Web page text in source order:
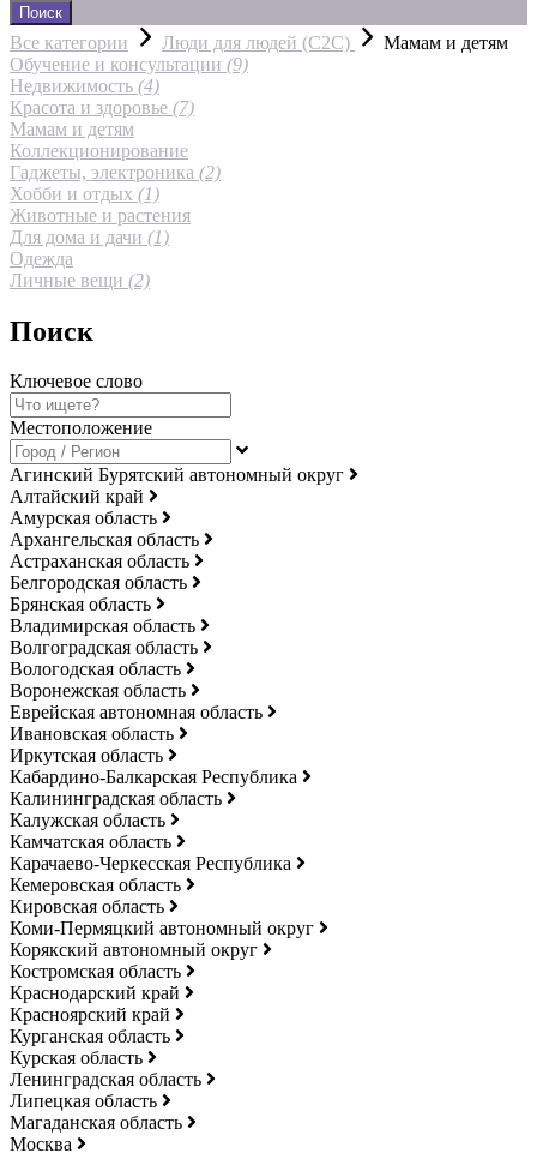
Поиск
Все категории Люди для людей (С2С)
Мамам и детям
Обучение и консультации (9)
Недвижимость (4)
Красота и здоровье (7)
Мамам и детям
Коллекционирование
Гаджеты, электроника (2)
Хобби и отдых (1)
Животные и растения
Для дома и дачи (1)
Одежда
Личные вещи (2)
Поиск
Ключевое слово
Местоположение
Агинский Бурятский автономный округ
Алтайский край
Амурская область
Архангельская область
Астраханская область
Белгородская область
Брянская область
Владимирская область
Волгоградская область
Вологодская область
Воронежская область
Еврейская автономная область
Ивановская область
Иркутская область
Кабардино-Балкарская Республика
Калининградская область
Калужская область
Камчатская область
Карачаево-Черкесская Республика
Кемеровская область
Кировская область
Коми-Пермяцкий автономный округ
Корякский автономный округ
Костромская область
Краснодарский край
Красноярский край
Курганская область
Курская область
Ленинградская область
Липецкая область
Магаданская область
Москва